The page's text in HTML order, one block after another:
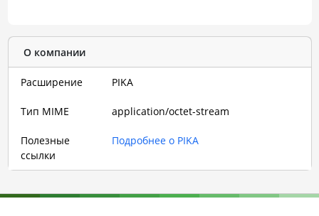
О компании
Расширение PIKA
Тип MIME application/octet-stream
Полезные
ссылки
Подробнее о PIKA